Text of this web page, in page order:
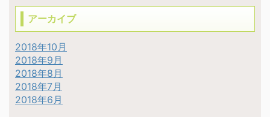
アーカイブ
2018年10月
2018年9月
2018年8月
2018年7月
2018年6月